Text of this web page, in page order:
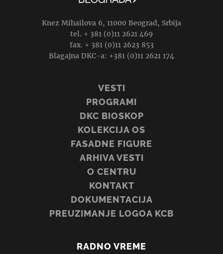
Knez Mihailova 6, 11000 Beograd, Srbija
tel. + 381 (0)11 2621 469
fax. + 381 (0)11 2623 853
Blagajna DKC-a: +381 (0)11 2621 174
VESTI
PROGRAMI
DKC BIOSKOP
KOLEKCIJA OS
FASADNE FIGURE
ARHIVA VESTI
O CENTRU
KONTAKT
DOKUMENTACIJA
PREUZIMANJE LOGOA KCB
RADNO VREME